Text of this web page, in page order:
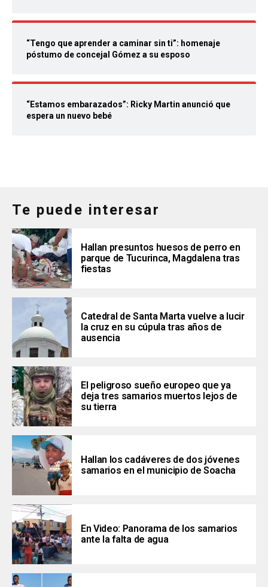
“Tengo que aprender a caminar sin ti”: homenaje
póstumo de concejal Gómez a su esposo
“Estamos embarazados”: Ricky Martin anunció que
espera un nuevo bebé
Te puede interesar
Hallan presuntos huesos de perro en
parque de Tucurinca, Magdalena tras
fiestas
Catedral de Santa Marta vuelve a lucir
la cruz en su cúpula tras años de
ausencia
El peligroso sueño europeo que ya
deja tres samarios muertos lejos de
su tierra
Hallan los cadáveres de dos jóvenes
samarios en el municipio de Soacha
En Video: Panorama de los samarios
ante la falta de agua